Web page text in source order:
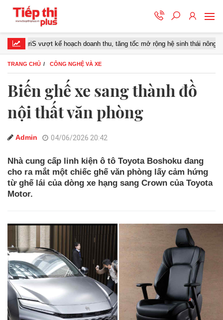
vượt kế hoạch doanh thu, tăng tốc mở rộng hệ sinh thái nông nghiệp –
TRANG CHỦ CÔNG NGHỆ VÀ XE
Biến ghế xe sang thành đồ
nội thất văn phòng
Admin 04/06/2026 20:42
Nhà cung cấp linh kiện ô tô Toyota Boshoku đang
cho ra mắt một chiếc ghế văn phòng lấy cảm hứng
từ ghế lái của dòng xe hạng sang Crown của Toyota
Motor.